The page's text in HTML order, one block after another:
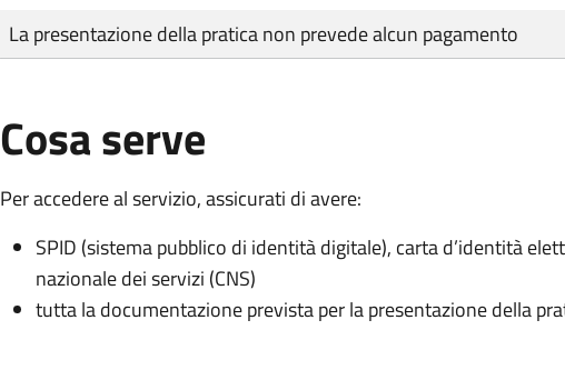
Tipo di pagamento
Importo
La presentazione della pratica non prevede alcun pagamento
Cosa serve
Per accedere al servizio, assicurati di avere:
SPID (sistema pubblico di identità digitale), carta d’identità
nazionale dei servizi (CNS)
tutta la documentazione prevista per la presentazione della